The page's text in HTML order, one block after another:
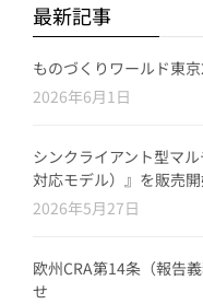
最新記事
ものづくりワールド東
2026年6月1日
シンクライアント型マ
対応モデル）』を販売
2026年5月27日
欧州CRA第14条（報告
せ